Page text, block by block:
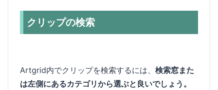
クリップの検索
Artgrid内でクリップを検索するには、 検索窓また
は左側にあるカテゴリから選ぶと良いでしょう。